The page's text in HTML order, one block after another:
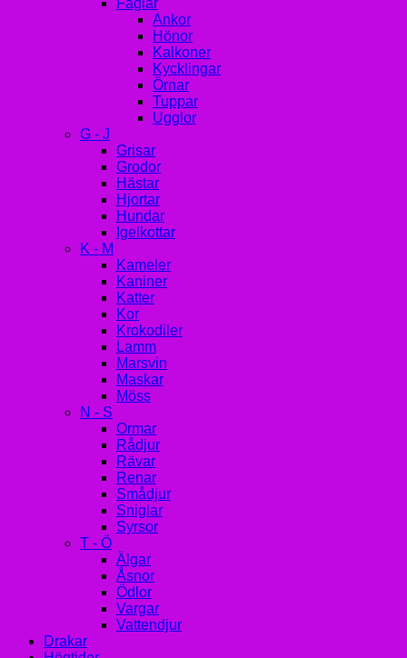
Fåglar
Ankor
Hönor
Kalkoner
Kycklingar
Örnar
Tuppar
Ugglor
G - J
Grisar
Grodor
Hästar
Hjortar
Hundar
Igelkottar
K - M
Kameler
Kaniner
Katter
Kor
Krokodiler
Lamm
Marsvin
Maskar
Möss
N - S
Ormar
Rådjur
Rävar
Renar
Smådjur
Sniglar
Syrsor
T - Ö
Älgar
Åsnor
Ödlor
Vargar
Vattendjur
Drakar